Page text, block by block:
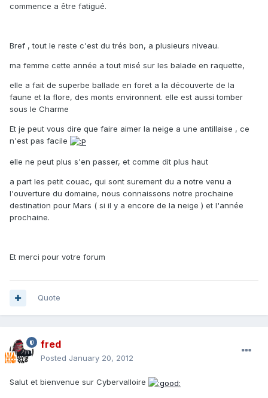
commence a être fatigué.
Bref , tout le reste c'est du trés bon, a plusieurs niveau.
ma femme cette année a tout misé sur les balade en raquette,
elle a fait de superbe ballade en foret a la découverte de la
faune et la flore, des monts environnent. elle est aussi tomber
sous le Charme
Et je peut vous dire que faire aimer la neige a une antillaise , ce
n'est pas facile
elle ne peut plus s'en passer, et comme dit plus haut
a part les petit couac, qui sont surement du a notre venu a
l'ouverture du domaine, nous connaissons notre prochaine
destination pour Mars ( si il y a encore de la neige ) et l'année
prochaine.
Et merci pour votre forum
Quote
fred
Posted January 20, 2012
Salut et bienvenue sur Cybervalloire